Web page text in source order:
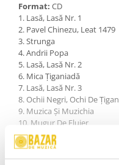
Format: CD
1. Lasă, Lasă Nr. 1
2. Pavel Chinezu, Leat 1479
3. Strunga
4. Andrii Popa
5. Lasă, Lasă Nr. 2
6. Mica Ţiganiadă
7. Lasă, Lasă Nr. 3
8. Ochii Negri, Ochi De Ţigan
9. Muzica Şi Muzichia
10. Mugur De Fluier
11. Lasă, Lasă Nr. 4
12. Anule, Hanule